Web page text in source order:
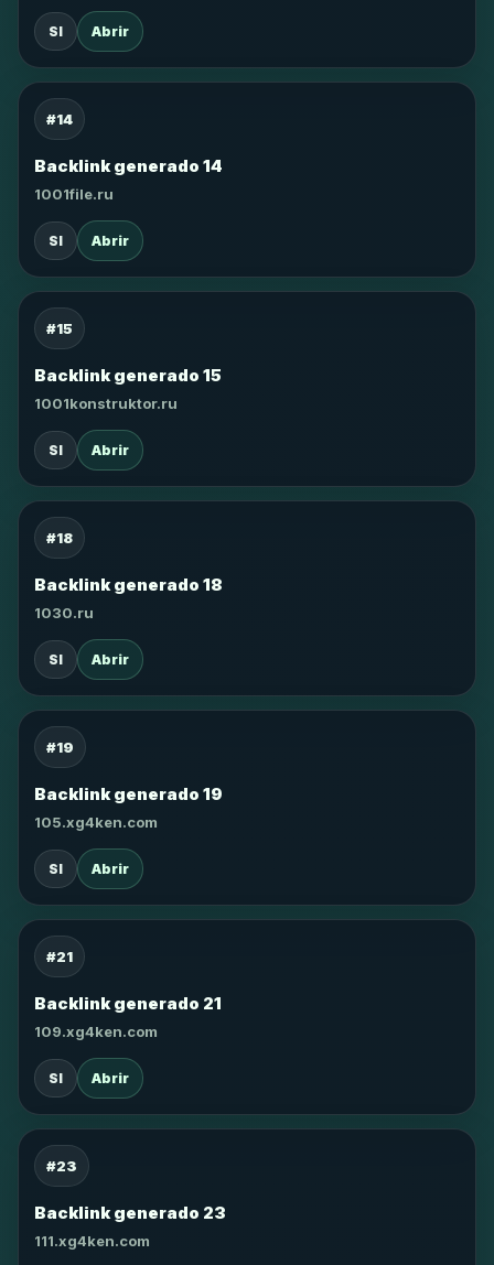
SI Abrir
#14
Backlink generado 14
1001file.ru
SI Abrir
#15
Backlink generado 15
1001konstruktor.ru
SI Abrir
#18
Backlink generado 18
1030.ru
SI Abrir
#19
Backlink generado 19
105.xg4ken.com
SI Abrir
#21
Backlink generado 21
109.xg4ken.com
SI Abrir
#23
Backlink generado 23
111.xg4ken.com